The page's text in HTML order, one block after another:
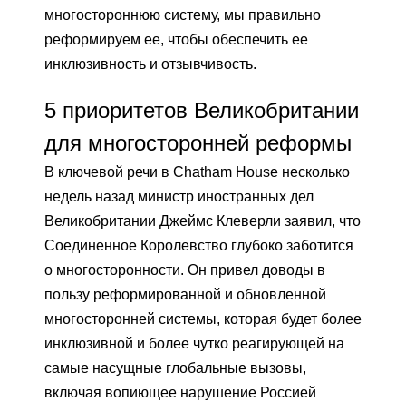
многостороннюю систему, мы правильно
реформируем ее, чтобы обеспечить ее
инклюзивность и отзывчивость.
5 приоритетов Великобритании
для многосторонней реформы
В ключевой речи в Chatham House несколько
недель назад министр иностранных дел
Великобритании Джеймс Клеверли заявил, что
Соединенное Королевство глубоко заботится
о многосторонности. Он привел доводы в
пользу реформированной и обновленной
многосторонней системы, которая будет более
инклюзивной и более чутко реагирующей на
самые насущные глобальные вызовы,
включая вопиющее нарушение Россией